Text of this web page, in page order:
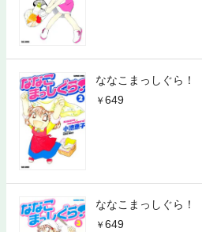
ななこまっしぐら！
649
ななこまっしぐら！
649